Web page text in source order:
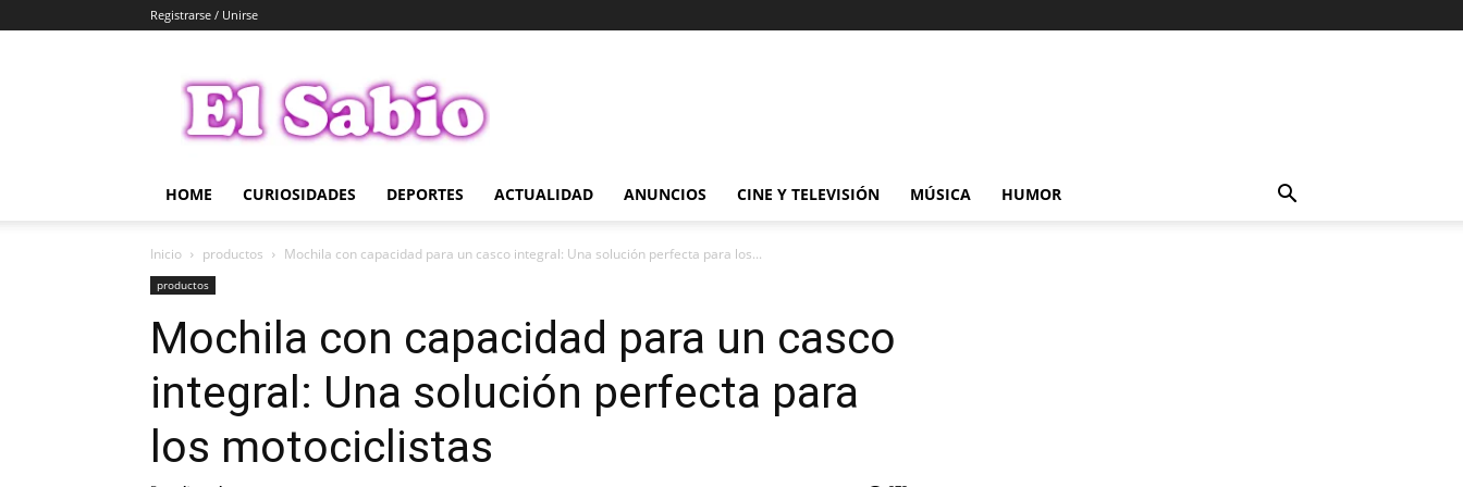
Registrarse / Unirse
Sabio
HOME CURIOSIDADES DEPORTES ACTUALIDAD ANUNCIOS CINE Y TELEVISIÓN MÚSICA HUMOR
Inicio productos Mochila con capacidad para un casco integral: Una solución perfecta para los...
productos
Mochila con capacidad para un casco
integral: Una solución perfecta para
los motociclistas